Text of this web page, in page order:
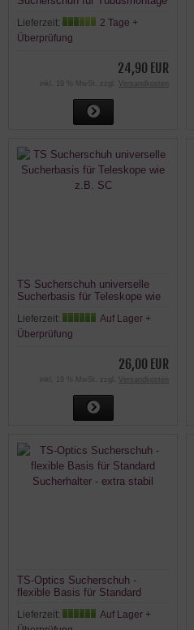
Lieferzeit:
2 Tage +
Überprüfung
24,90 EUR
inkl. 19 % MwSt. zzgl. Versandkosten
TS Sucherschuh universelle
Sucherbasis für Teleskope wie
Lieferzeit:
Auf Lager +
Überprüfung
26,00 EUR
inkl. 19 % MwSt. zzgl. Versandkosten
TS-Optics Sucherschuh -
flexible Basis für Standard
Lieferzeit:
Auf Lager +